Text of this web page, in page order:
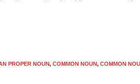
PROPER NOUN, COMMON NOUN, COMMON